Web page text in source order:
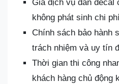
Giá dịch vụ dán decal
không phát sinh chi
Chính sách bảo hành
trách nhiệm và uy tín
Thời gian thi công
khách hàng chủ động